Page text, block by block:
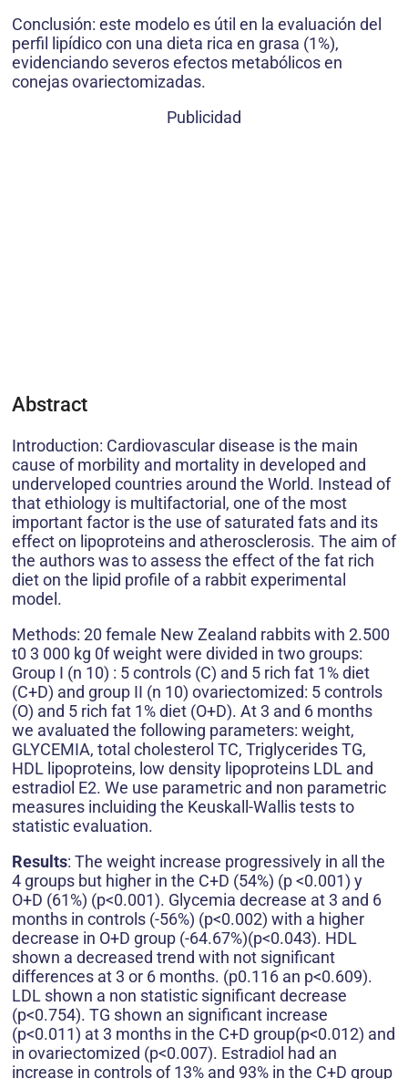
Conclusión: este modelo es útil en la evaluación del
perfil lipídico con una dieta rica en grasa (1%),
evidenciando severos efectos metabólicos en
conejas ovariectomizadas.
Publicidad
Abstract
Introduction: Cardiovascular disease is the main
cause of morbility and mortality in developed and
underveloped countries around the World. Instead of
that ethiology is multifactorial, one of the most
important factor is the use of saturated fats and its
effect on lipoproteins and atherosclerosis. The aim of
the authors was to assess the effect of the fat rich
diet on the lipid profile of a rabbit experimental
model.
Methods: 20 female New Zealand rabbits with 2.500
t0 3 000 kg 0f weight were divided in two groups:
Group I (n 10) : 5 controls (C) and 5 rich fat 1% diet
(C+D) and group II (n 10) ovariectomized: 5 controls
(O) and 5 rich fat 1% diet (O+D). At 3 and 6 months
we avaluated the following parameters: weight,
GLYCEMIA, total cholesterol TC, Triglycerides TG,
HDL lipoproteins, low density lipoproteins LDL and
estradiol E2. We use parametric and non parametric
measures incluiding the Keuskall-Wallis tests to
statistic evaluation.
Results: The weight increase progressively in all the
4 groups but higher in the C+D (54%) (p <0.001) y
O+D (61%) (p<0.001). Glycemia decrease at 3 and 6
months in controls (-56%) (p<0.002) with a higher
decrease in O+D group (-64.67%)(p<0.043). HDL
shown a decreased trend with not significant
differences at 3 or 6 months. (p0.116 an p<0.609).
LDL shown a non statistic significant decrease
(p<0.754). TG shown an significant increase
(p<0.011) at 3 months in the C+D group(p<0.012) and
in ovariectomized (p<0.007). Estradiol had an
increase in controls of 13% and 93% in the C+D group